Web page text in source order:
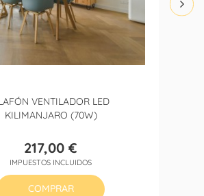
VENTILADOR LED
KILIMANJARO (70W)
Precio
217,00 €
IMPUESTOS INCLUIDOS
COMPRAR